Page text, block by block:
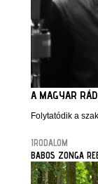
A MAGYAR
Folytatódik a
IRODALOM
BABOS ZONGA